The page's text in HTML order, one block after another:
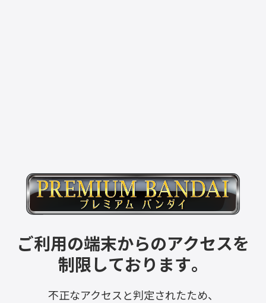
ご利用の端末からのアクセスを
制限しております。
不正なアクセスと判定されたため、